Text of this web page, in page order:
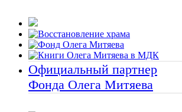
Официальный партнер
Фонда Олега Митяева